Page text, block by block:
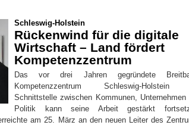
Schleswig-Holstein
Rückenwind für die digitale
Wirtschaft – Land fördert
Kompetenzzentrum
Das vor drei Jahren gegründete
Kompetenzzentrum Schleswig-Holstein
Schnittstelle zwischen Kommunen, Unternehmen
Politik kann seine Arbeit gestärkt
am 25. März an den neuen Leiter des